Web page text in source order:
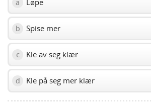
a Løpe
b Spise mer
c Kle av seg klær
d Kle på seg mer klær